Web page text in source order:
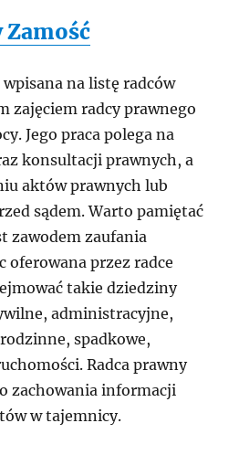
Zamość
na listę radców
zajęciem radcy prawnego
Jego praca polega na
konsultacji prawnych, a
aktów prawnych lub
sądem. Warto pamiętać
zawodem zaufania
oferowana przez radce
takie dziedziny
administracyjne,
spadkowe,
Radca prawny
zachowania informacji
w tajemnicy.